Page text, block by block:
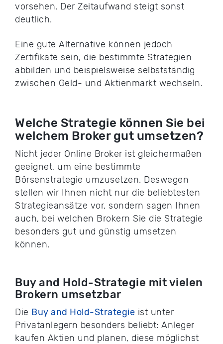
vorsehen. Der Zeitaufwand steigt sonst
deutlich.
Eine gute Alternative können jedoch
Zertifikate sein, die bestimmte Strategien
abbilden und beispielsweise selbstständig
zwischen Geld- und Aktienmarkt wechseln.
Welche Strategie können Sie bei
welchem Broker gut umsetzen?
Nicht jeder Online Broker ist gleichermaßen
geeignet, um eine bestimmte
Börsenstrategie umzusetzen. Deswegen
stellen wir Ihnen nicht nur die beliebtesten
Strategieansätze vor, sondern sagen Ihnen
auch, bei welchen Brokern Sie die Strategie
besonders gut und günstig umsetzen
können.
Buy and Hold-Strategie mit vielen
Brokern umsetzbar
Die Buy and Hold-Strategie ist unter
Privatanlegern besonders beliebt: Anleger
kaufen Aktien und planen, diese möglichst